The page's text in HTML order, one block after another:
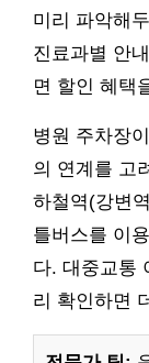
미리 파악해
진료과별 안
면 할인 혜택
병원 주차장
의 연계를 고
하철역(강변
틀버스를 이
다. 대중교통
리 확인하면